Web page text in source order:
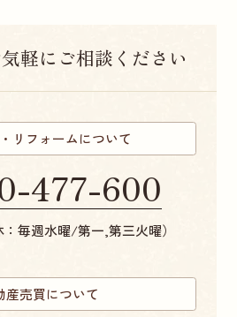
軽にご相談ください
リフォームについて
477-600
：毎週水曜/第一,第三火曜）
産売買について